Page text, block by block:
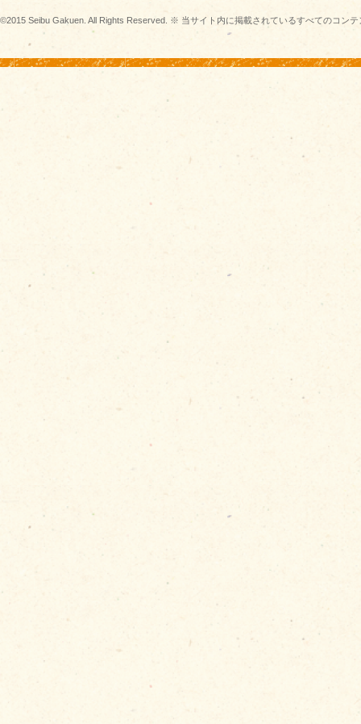
©2015 Seibu Gakuen. All Rights Reserved. ※ 当サイト内に掲載されているすべてのコン